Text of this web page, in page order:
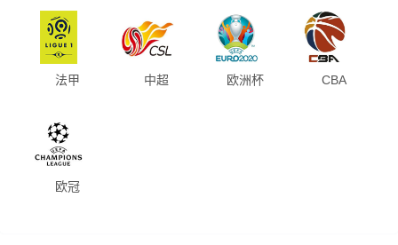
法甲 中超 欧洲杯 CBA
欧冠